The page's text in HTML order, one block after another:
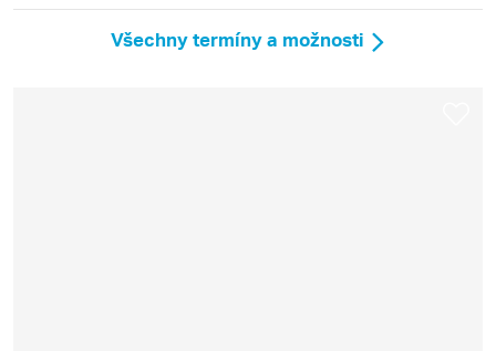
Všechny termíny a možnosti